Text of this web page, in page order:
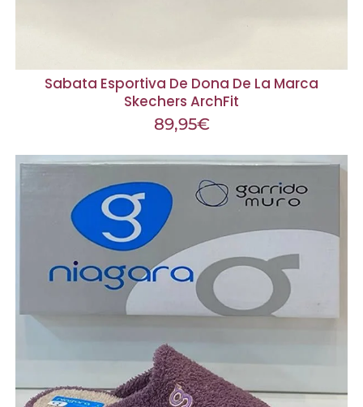
Sabata Esportiva De Dona De La Marca
Skechers ArchFit
89,95€